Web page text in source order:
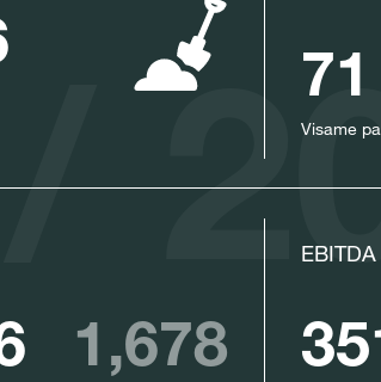
Tarptautinės
temos kws.com/
71
Visame
1,678
EBITDA